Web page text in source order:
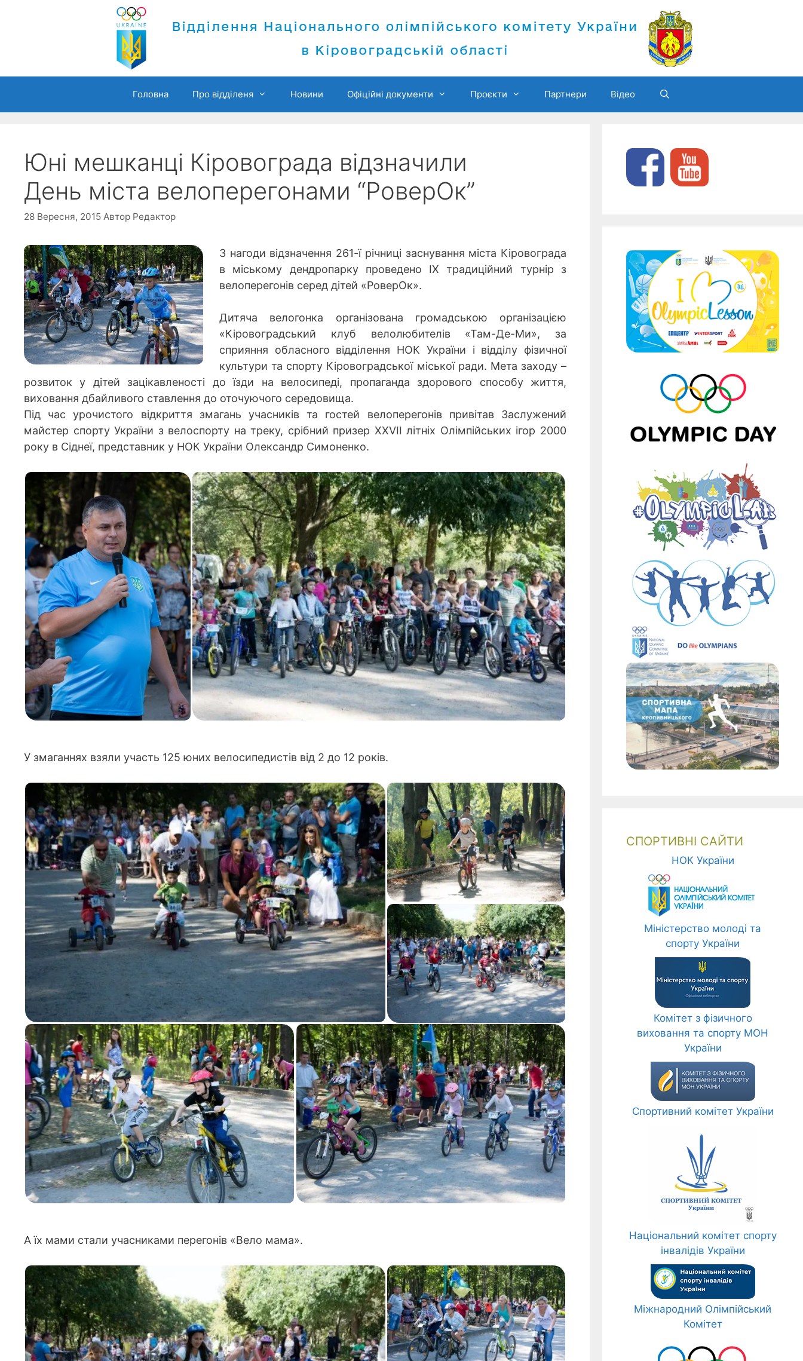
Головна Про відділеня Новини Офіційні документи Проєкти Партнери Відео
Юні мешканці Кіровограда відзначили
День міста велоперегонами “РоверОк”
28 Вересня, 2015 Автор Редактор
З нагоди відзначення 261-ї річниці заснування міста Кіровограда
в міському дендропарку проведено ІХ традиційний турнір з
велоперегонів серед дітей «РоверОк».
Дитяча велогонка організована громадською організацією
«Кіровоградський клуб велолюбителів «Там-Де-Ми», за
сприяння обласного відділення НОК України і відділу фізичної
культури та спорту Кіровоградської міської ради. Мета заходу –
розвиток у дітей зацікавленості до їзди на велосипеді, пропаганда здорового способу життя,
виховання дбайливого ставлення до оточуючого середовища.
Під час урочистого відкриття змагань учасників та гостей велоперегонів привітав Заслужений
майстер спорту України з велоспорту на треку, срібний призер XXVIІ літніх Олімпійських ігор 2000
року в Сіднеї, представник у НОК України Олександр Симоненко.
У змаганнях взяли участь 125 юних велосипедистів від 2 до 12 років.
А їх мами стали учасниками перегонів «Вело мама».
СПОРТИВНІ САЙТИ
НОК України
Міністерство молоді та
спорту України
Комітет з фізичного
виховання та спорту МОН
України
Спортивний комітет України
Національний комітет спорту
інвалідів України
Міжнародний Олімпійський
Комітет